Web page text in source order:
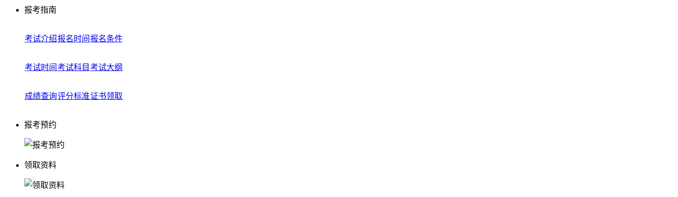
报考指南
考试介绍报名时间 报名条件
考试时间 考试科目 考试大纲
成绩查询评分标准证书领取
报考预约
领取资料